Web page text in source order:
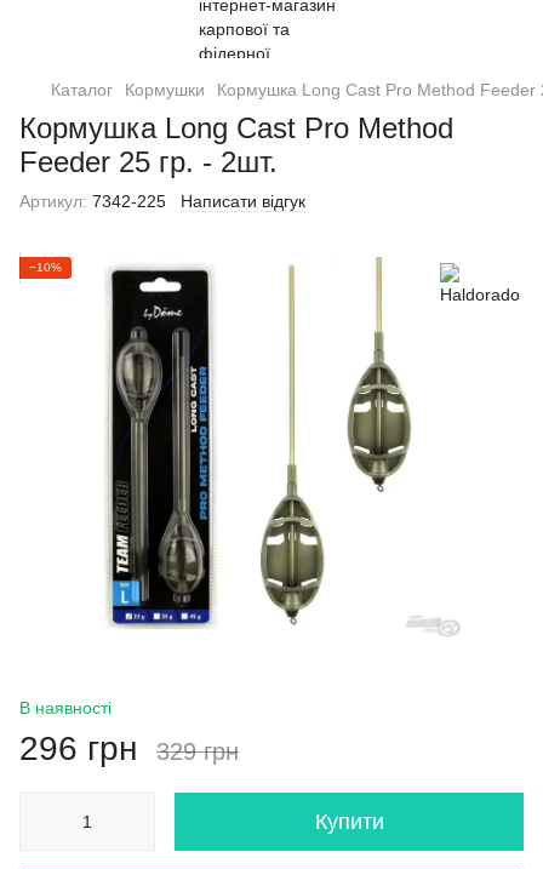
Каталог Кормушки Кормушка Long Cast Pro Method Feeder
Кормушка Long Cast Pro Method
Feeder 25 гр. - 2шт.
Артикул: 7342-225 Написати відгук
−10%
В наявності
296 грн 329 грн
Купити